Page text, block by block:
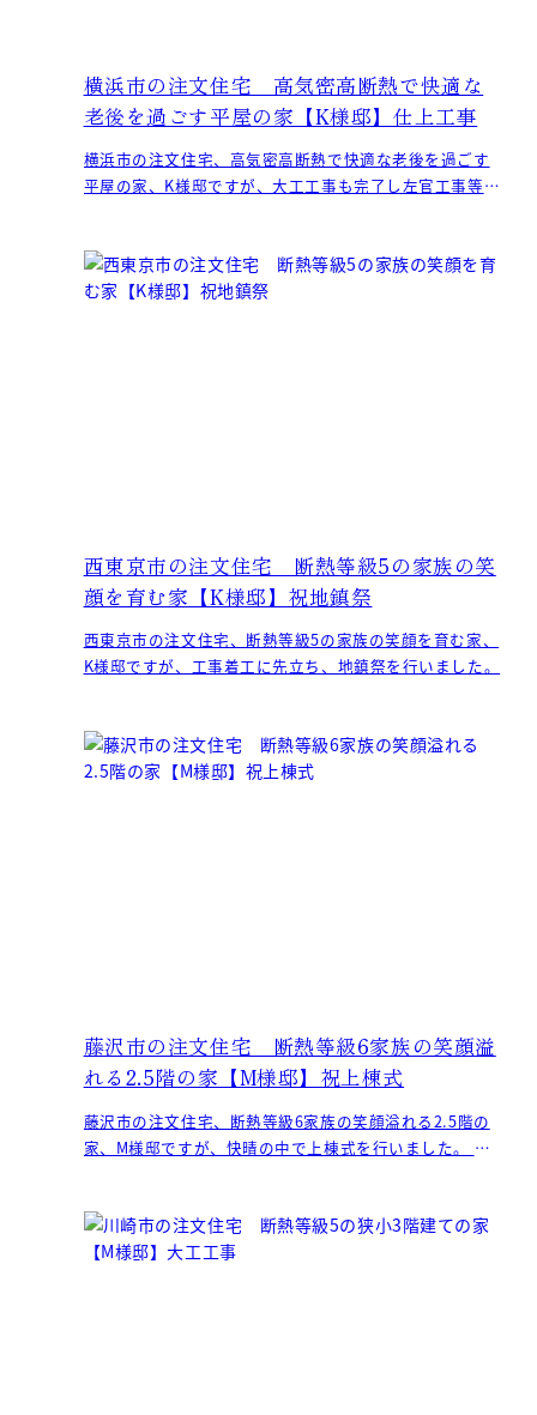
横浜市の注文住宅 高気密高断熱で快適な
老後を過ごす平屋の家【K様邸】仕上工事
横浜市の注文住宅、高気密高断熱で快適な老後を過ごす
平屋の家、K様邸ですが、大工工事も完了し左官工事等の
西東京市の注文住宅 断熱等級5の家族の笑
顔を育む家【K様邸】祝地鎮祭
西東京市の注文住宅、断熱等級5の家族の笑顔を育む家、
K様邸ですが、工事着工に先立ち、地鎮祭を行いました。
藤沢市の注文住宅 断熱等級6家族の笑顔溢
れる2.5階の家【M様邸】祝上棟式
藤沢市の注文住宅、断熱等級6家族の笑顔溢れる2.5階の
家、M様邸ですが、快晴の中で上棟式を行いました。 M